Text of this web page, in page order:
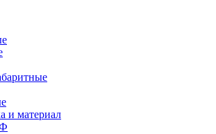
и материал